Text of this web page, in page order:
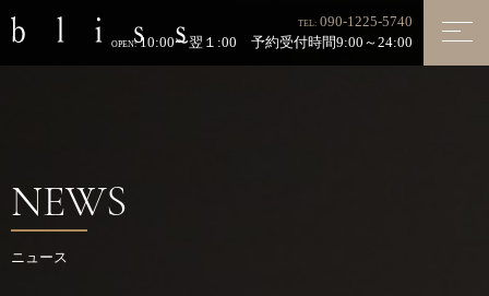
TEL: 090-1225-5740
OPEN:10:00〜翌１:00 予約受付時間9:00～24:00
NEWS
ニュース